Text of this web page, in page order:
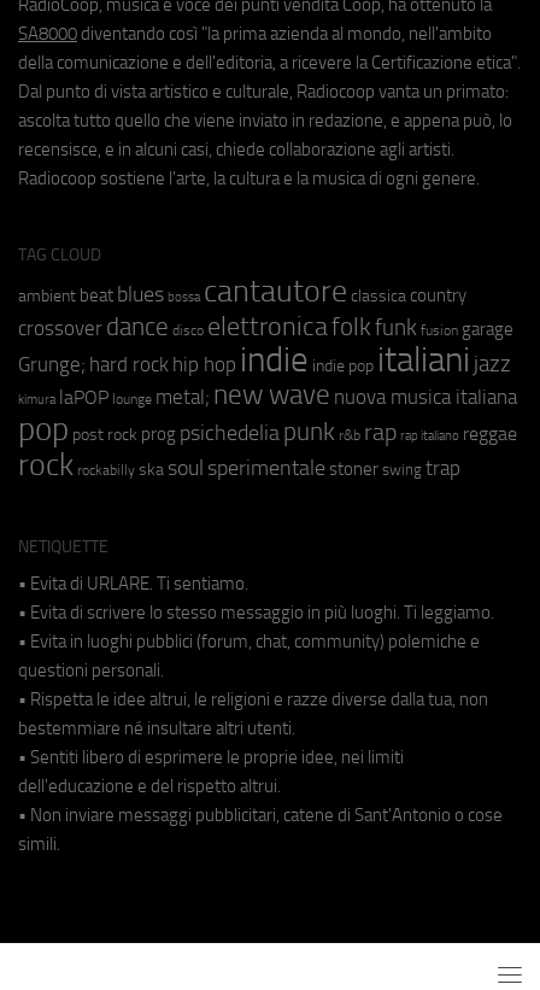
RadioCoop, musica e voce dei punti vendita Coop, ha ottenuto la
SA8000 diventando così "la prima azienda al mondo, nell'ambito
della comunicazione e dell'editoria, a ricevere la Certificazione etica".
Dal punto di vista artistico e culturale, Radiocoop vanta un primato:
ascolta tutto quello che viene inviato in redazione, e appena può, lo
recensisce, e in alcuni casi, chiede collaborazione agli artisti.
Radiocoop sostiene l'arte, la cultura e la musica di ogni genere.
TAG CLOUD
ambient beat blues bossa cantautore classica country
crossover dance disco elettronicafolkfunk fusion garage
Grunge; hard rock hip hop indie indie pop italiani jazz
kimura laPOP lounge metal; new wave nuova musica italiana
pop post rock prog psichedeliapunk r&b rap rap italiano reggae
rock rockabilly ska soul sperimentale stoner swing trap
NETIQUETTE
• Evita di URLARE. Ti sentiamo.
• Evita di scrivere lo stesso messaggio in più luoghi. Ti leggiamo.
• Evita in luoghi pubblici (forum, chat, community) polemiche e
questioni personali.
• Rispetta le idee altrui, le religioni e razze diverse dalla tua, non
bestemmiare né insultare altri utenti.
• Sentiti libero di esprimere le proprie idee, nei limiti
dell'educazione e del rispetto altrui.
• Non inviare messaggi pubblicitari, catene di Sant'Antonio o cose
simili.